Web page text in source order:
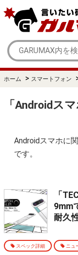
ホーム > スマートフォン
「Androidス
Androidスマホに
です。
「
9mm
耐久
スペック詳細 ニュ